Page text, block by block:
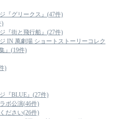
『グリークス』(47件)
)
『街と飛行船』(27件)
IN 萬劇場 ショートストーリーコレク
』(19件)
)
『BLUE』(27件)
ボ公演(46件)
ださい(26件)